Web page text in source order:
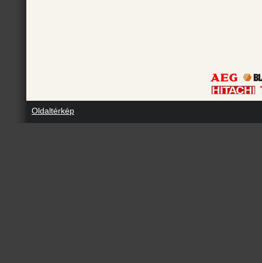
Oldaltérkép